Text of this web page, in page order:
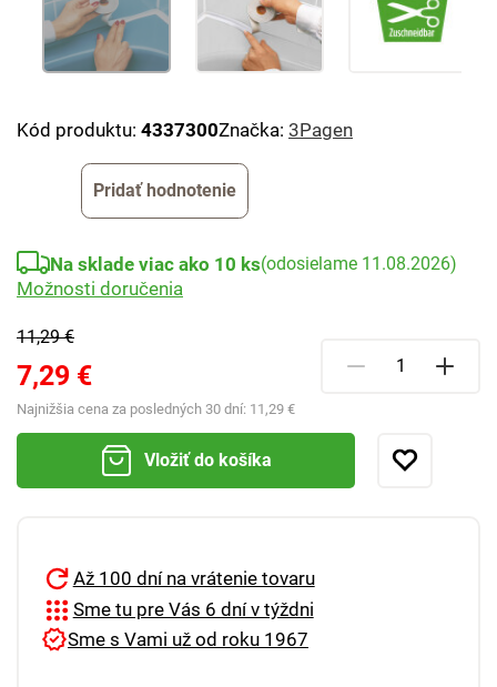
Kód produktu: 4337300Značka: 3Pagen
Pridať hodnotenie
11,29 €
7,29 €
Najnižšia cena za posledných 30 dní: 11,29 €
Na sklade viac ako 10 ks(odosielame 11.08.2026)
Možnosti doručenia
Vložiť do košíka
Až 100 dní na vrátenie tovaru
Sme tu pre Vás 6 dní v týždni
Sme s Vami už od roku 1967